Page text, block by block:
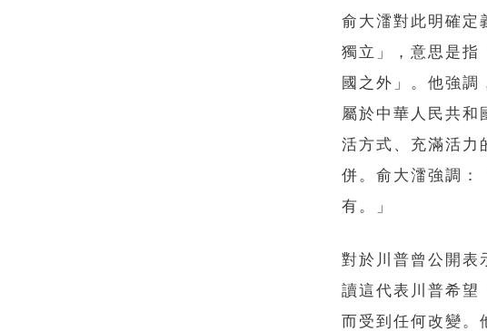
俞大㵢對此明確定
獨立」，意思是指
國之外」。他強
屬於中華人民共
活方式、充滿活力
併。俞大㵢強調：
有。」
對於川普曾公開
讀這代表川普希望
而受到任何改變。